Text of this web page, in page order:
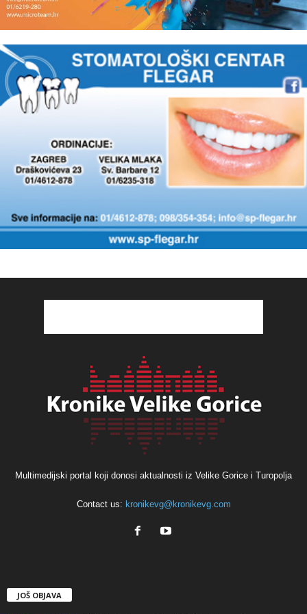
Multimedijski portal koji donosi aktualnosti iz Velike Gorice i Turopolja
Contact us: kronikevg@kronikevg.com
JOŠ OBJAVA